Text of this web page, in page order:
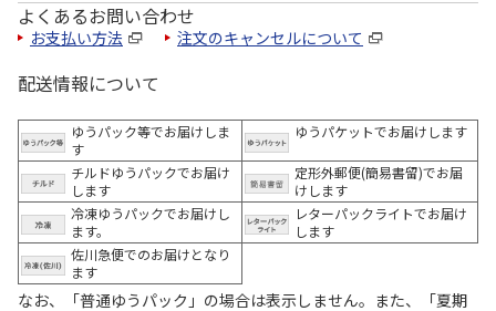
よくあるお問い合わせ
お支払い方法 注文のキャンセルについて
配送情報について
ゆうパック等でお届けしま
す
ゆうパケットでお届けします
チルドゆうパックでお届け
します
定形外郵便(簡易書留)でお届
けします
冷凍ゆうパックでお届けし
ます。
レターパックライトでお届け
します
佐川急便でのお届けとなり
ます
なお、「普通ゆうパック」の場合は表示しません。また、「夏期